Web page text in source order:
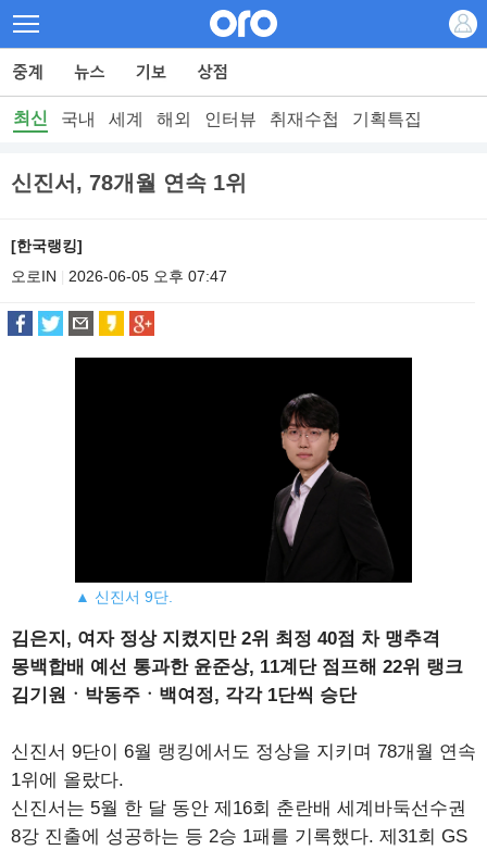
최신 국내 세계 해외 인터뷰 취재수첩 기획특집
신진서, 78개월 연속 1위
[한국랭킹]
오로IN
2026-06-05 오후 07:47
▲ 신진서 9단.
김은지, 여자 정상 지켰지만 2위 최정 40점 차 맹추격
몽백합배 예선 통과한 윤준상, 11계단 점프해 22위 랭크
김기원ㆍ박동주ㆍ백여정, 각각 1단씩 승단
신진서 9단이 6월 랭킹에서도 정상을 지키며 78개월 연속
1위에 올랐다.
신진서는 5월 한 달 동안 제16회 춘란배 세계바둑선수권
8강 진출에 성공하는 등 2승 1패를 기록했다. 제31회 GS